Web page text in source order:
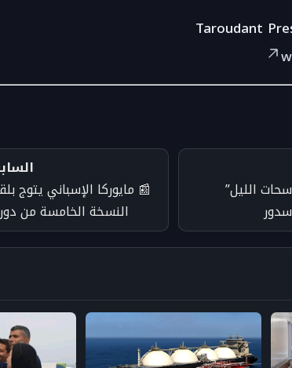
الليل”
📰 مايوركا الإسباني يتوج
النسخة الخامسة من
أكادير الدولي